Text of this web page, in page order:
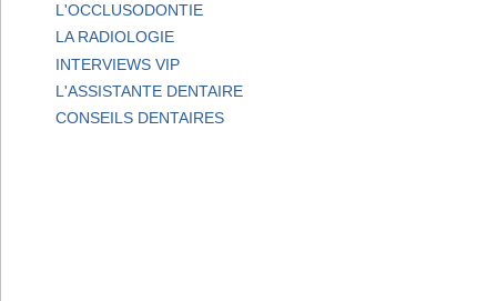
L'OCCLUSODONTIE
LA RADIOLOGIE
INTERVIEWS VIP
L'ASSISTANTE DENTAIRE
CONSEILS DENTAIRES